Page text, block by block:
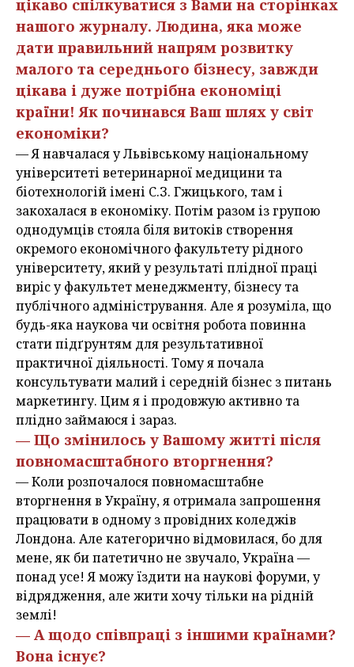
цікаво спілкуватися з Вами на сторінках
нашого журналу. Людина, яка може
дати правильний напрям розвитку
малого та середнього бізнесу, завжди
цікава і дуже потрібна економіці
країни! Як починався Ваш шлях у світ
економіки?
— Я навчалася у Львівському національному
університеті ветеринарної медицини та
біотехнологій імені С.З. Гжицького, там і
закохалася в економіку. Потім разом із групою
однодумців стояла біля витоків створення
окремого економічного факультету рідного
університету, який у результаті плідної праці
виріс у факультет менеджменту, бізнесу та
публічного адміністрування. Але я розуміла, що
будь-яка наукова чи освітня робота повинна
стати підґрунтям для результативної
практичної діяльності. Тому я почала
консультувати малий і середній бізнес з питань
маркетингу. Цим я і продовжую активно та
плідно займаюся і зараз.
— Що змінилось у Вашому житті після
повномасштабного вторгнення?
— Коли розпочалося повномасштабне
вторгнення в Україну, я отримала запрошення
працювати в одному з провідних коледжів
Лондона. Але категорично відмовилася, бо для
мене, як би патетично не звучало, Україна —
понад усе! Я можу їздити на наукові форуми, у
відрядження, але жити хочу тільки на рідній
землі!
— А щодо співпраці з іншими країнами?
Вона існує?